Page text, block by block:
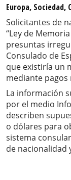
Europa, Sociedad,
Solicitantes de
“Ley de
presuntas
Consulado de
que existiría un
mediante pagos
La información
por el medio
describen
o dólares para
sistema
de nacionalidad